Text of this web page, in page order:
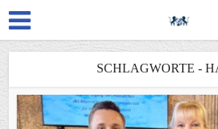
SCHLAGWORTE -